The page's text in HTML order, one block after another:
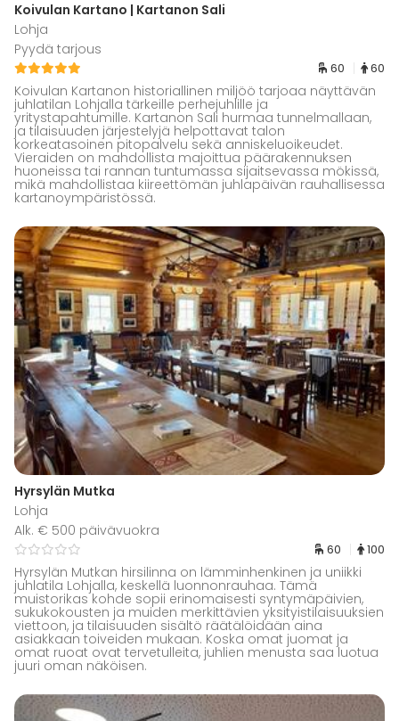
Koivulan Kartano | Kartanon Sali
Lohja
Pyydä tarjous
60 60
Koivulan Kartanon historiallinen miljöö tarjoaa näyttävän
juhlatilan Lohjalla tärkeille perhejuhlille ja
yritystapahtumille. Kartanon Sali hurmaa tunnelmallaan,
ja tilaisuuden järjestelyjä helpottavat talon
korkeatasoinen pitopalvelu sekä anniskeluoikeudet.
Vieraiden on mahdollista majoittua päärakennuksen
huoneissa tai rannan tuntumassa sijaitsevassa mökissä,
mikä mahdollistaa kiireettömän juhlapäivän rauhallisessa
kartanoympäristössä.
Hyrsylän Mutka
Lohja
Alk. € 500 päivävuokra
60 100
Hyrsylän Mutkan hirsilinna on lämminhenkinen ja uniikki
juhlatila Lohjalla, keskellä luonnonrauhaa. Tämä
muistorikas kohde sopii erinomaisesti syntymäpäivien,
sukukokousten ja muiden merkittävien yksityistilaisuuksien
viettoon, ja tilaisuuden sisältö räätälöidään aina
asiakkaan toiveiden mukaan. Koska omat juomat ja
omat ruoat ovat tervetulleita, juhlien menusta saa luotua
juuri oman näköisen.